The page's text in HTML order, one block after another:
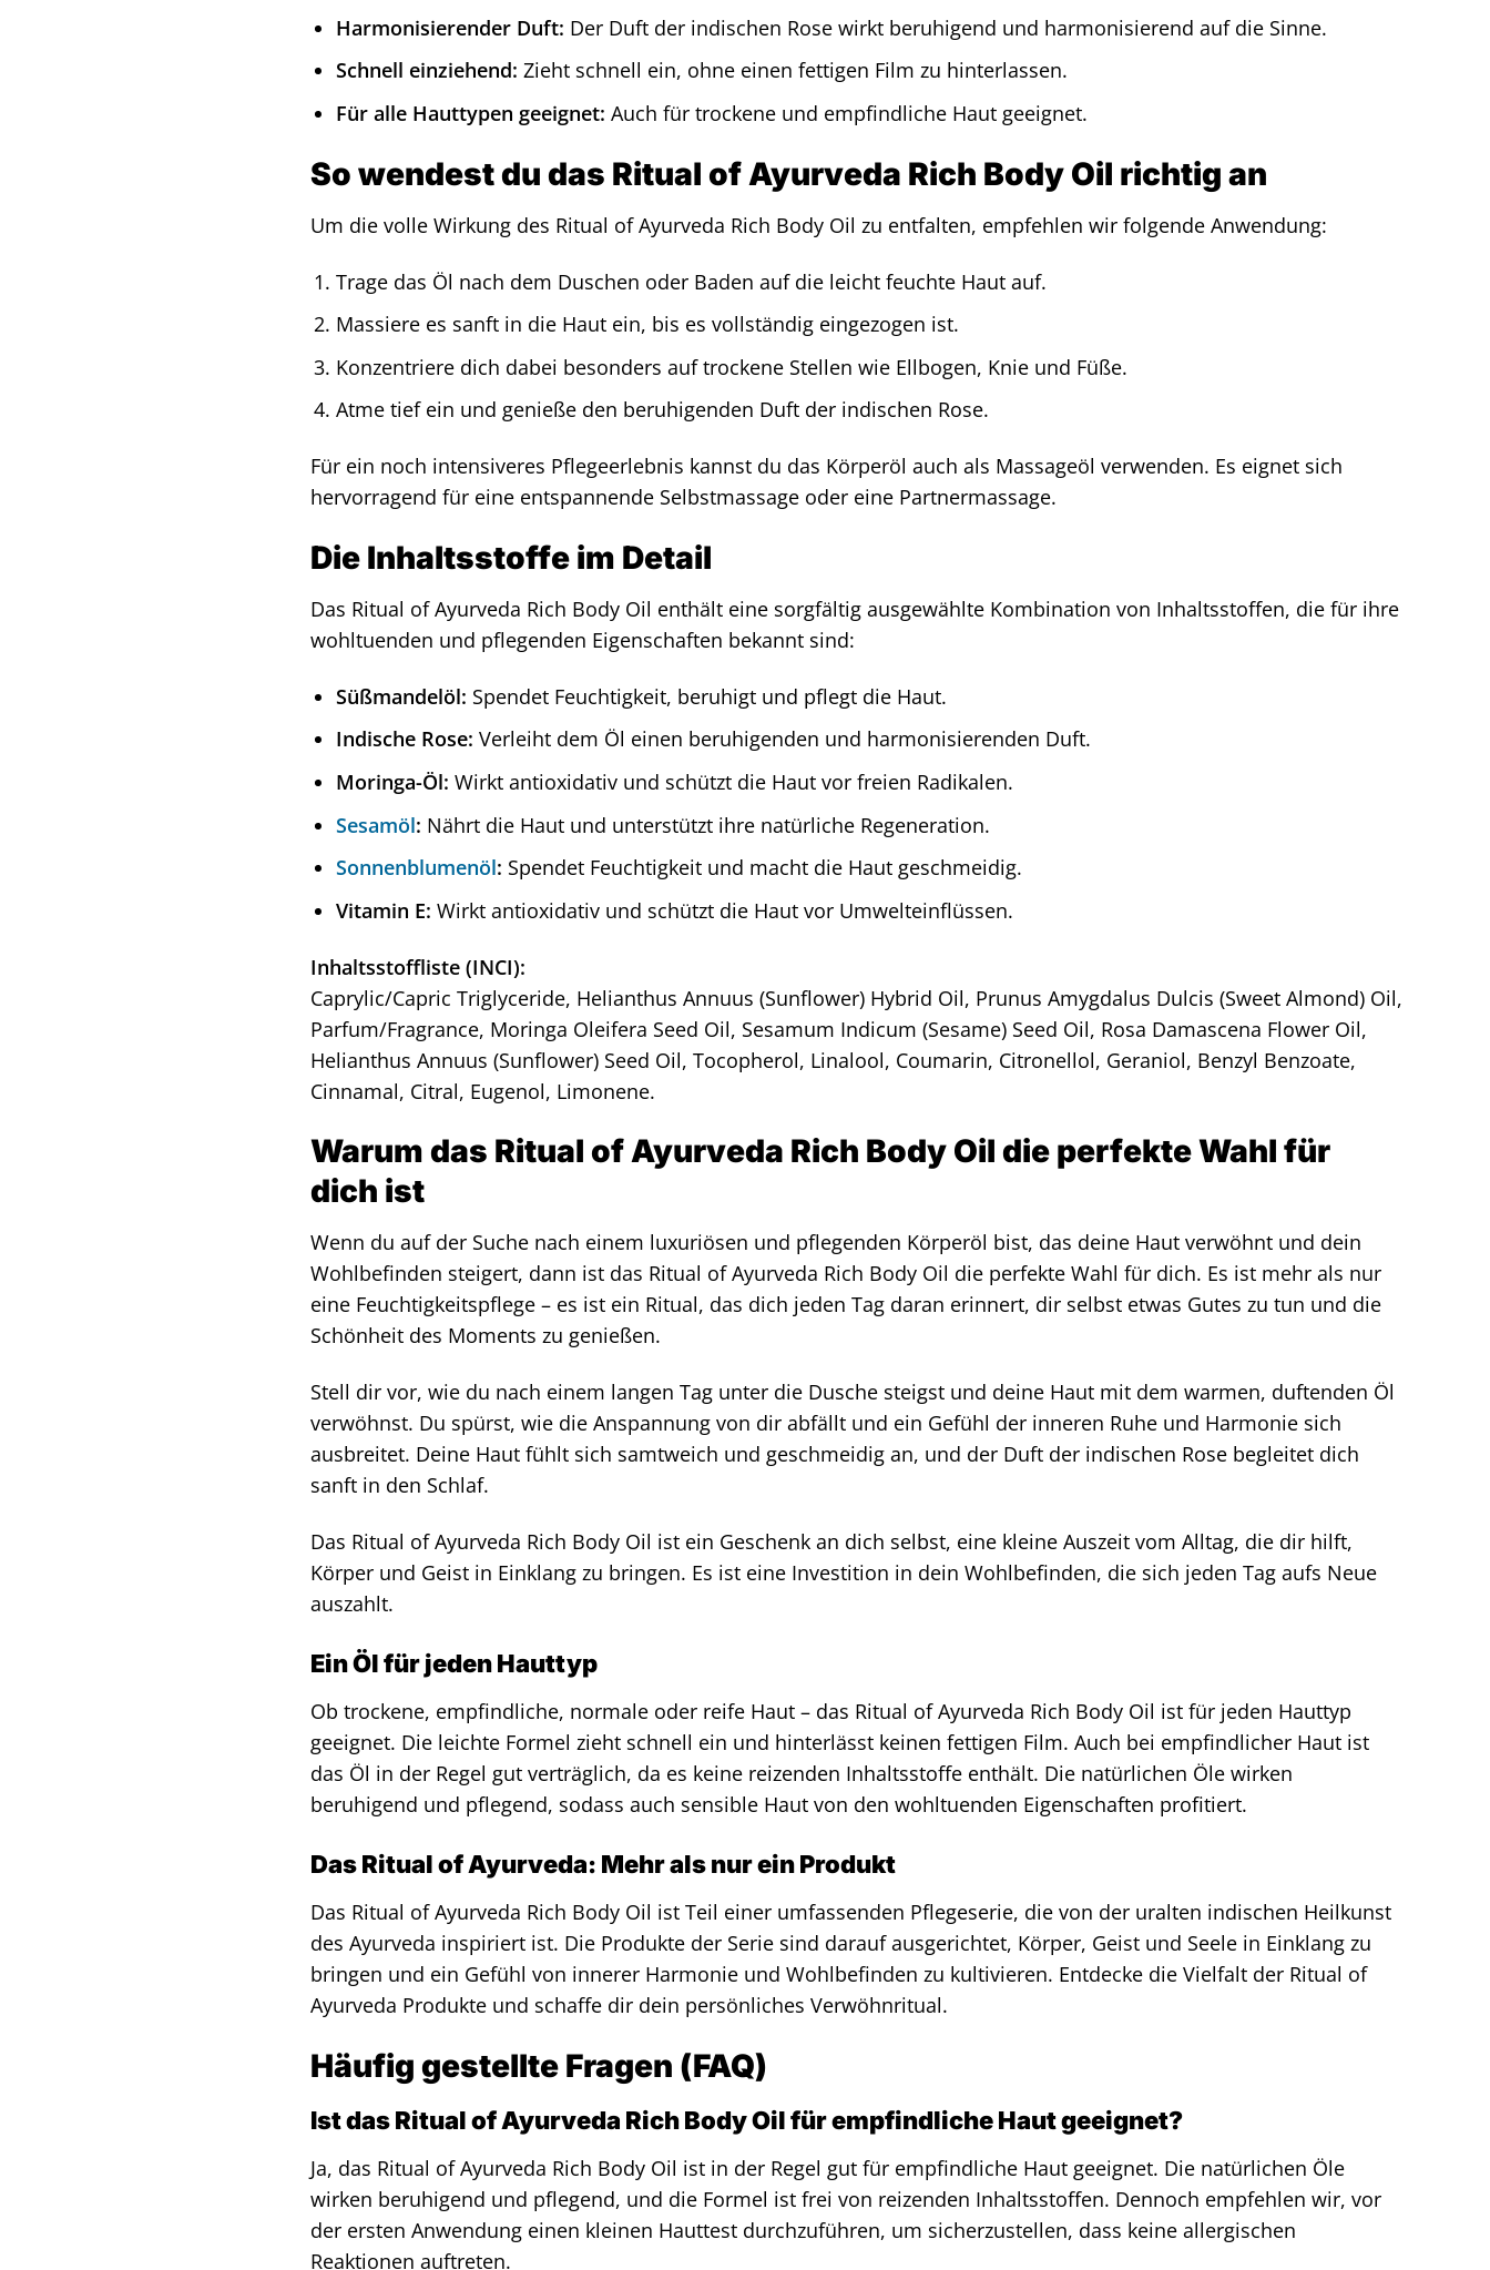
Harmonisierender Duft: Der Duft der indischen Rose wirkt beruhigend und harmonisierend auf die Sinne.
Schnell einziehend: Zieht schnell ein, ohne einen fettigen Film zu hinterlassen.
Für alle Hauttypen geeignet: Auch für trockene und empfindliche Haut geeignet.
So wendest du das Ritual of Ayurveda Rich Body Oil richtig an
Um die volle Wirkung des Ritual of Ayurveda Rich Body Oil zu entfalten, empfehlen wir folgende Anwendung:
Trage das Öl nach dem Duschen oder Baden auf die leicht feuchte Haut auf.
Massiere es sanft in die Haut ein, bis es vollständig eingezogen ist.
Konzentriere dich dabei besonders auf trockene Stellen wie Ellbogen, Knie und Füße.
Atme tief ein und genieße den beruhigenden Duft der indischen Rose.
Für ein noch intensiveres Pflegeerlebnis kannst du das Körperöl auch als Massageöl verwenden. Es eignet sich
hervorragend für eine entspannende Selbstmassage oder eine Partnermassage.
Die Inhaltsstoffe im Detail
Das Ritual of Ayurveda Rich Body Oil enthält eine sorgfältig ausgewählte Kombination von Inhaltsstoffen, die für ihre
wohltuenden und pflegenden Eigenschaften bekannt sind:
Süßmandelöl: Spendet Feuchtigkeit, beruhigt und pflegt die Haut.
Indische Rose: Verleiht dem Öl einen beruhigenden und harmonisierenden Duft.
Moringa-Öl: Wirkt antioxidativ und schützt die Haut vor freien Radikalen.
Sesamöl: Nährt die Haut und unterstützt ihre natürliche Regeneration.
Sonnenblumenöl: Spendet Feuchtigkeit und macht die Haut geschmeidig.
Vitamin E: Wirkt antioxidativ und schützt die Haut vor Umwelteinflüssen.
Inhaltsstoffliste (INCI):
Caprylic/Capric Triglyceride, Helianthus Annuus (Sunflower) Hybrid Oil, Prunus Amygdalus Dulcis (Sweet Almond) Oil,
Parfum/Fragrance, Moringa Oleifera Seed Oil, Sesamum Indicum (Sesame) Seed Oil, Rosa Damascena Flower Oil,
Helianthus Annuus (Sunflower) Seed Oil, Tocopherol, Linalool, Coumarin, Citronellol, Geraniol, Benzyl Benzoate,
Cinnamal, Citral, Eugenol, Limonene.
Warum das Ritual of Ayurveda Rich Body Oil die perfekte Wahl für
dich ist
Wenn du auf der Suche nach einem luxuriösen und pflegenden Körperöl bist, das deine Haut verwöhnt und dein
Wohlbefinden steigert, dann ist das Ritual of Ayurveda Rich Body Oil die perfekte Wahl für dich. Es ist mehr als nur
eine Feuchtigkeitspflege – es ist ein Ritual, das dich jeden Tag daran erinnert, dir selbst etwas Gutes zu tun und die
Schönheit des Moments zu genießen.
Stell dir vor, wie du nach einem langen Tag unter die Dusche steigst und deine Haut mit dem warmen, duftenden Öl
verwöhnst. Du spürst, wie die Anspannung von dir abfällt und ein Gefühl der inneren Ruhe und Harmonie sich
ausbreitet. Deine Haut fühlt sich samtweich und geschmeidig an, und der Duft der indischen Rose begleitet dich
sanft in den Schlaf.
Das Ritual of Ayurveda Rich Body Oil ist ein Geschenk an dich selbst, eine kleine Auszeit vom Alltag, die dir hilft,
Körper und Geist in Einklang zu bringen. Es ist eine Investition in dein Wohlbefinden, die sich jeden Tag aufs Neue
auszahlt.
Ein Öl für jeden Hauttyp
Ob trockene, empfindliche, normale oder reife Haut – das Ritual of Ayurveda Rich Body Oil ist für jeden Hauttyp
geeignet. Die leichte Formel zieht schnell ein und hinterlässt keinen fettigen Film. Auch bei empfindlicher Haut ist
das Öl in der Regel gut verträglich, da es keine reizenden Inhaltsstoffe enthält. Die natürlichen Öle wirken
beruhigend und pflegend, sodass auch sensible Haut von den wohltuenden Eigenschaften profitiert.
Das Ritual of Ayurveda: Mehr als nur ein Produkt
Das Ritual of Ayurveda Rich Body Oil ist Teil einer umfassenden Pflegeserie, die von der uralten indischen Heilkunst
des Ayurveda inspiriert ist. Die Produkte der Serie sind darauf ausgerichtet, Körper, Geist und Seele in Einklang zu
bringen und ein Gefühl von innerer Harmonie und Wohlbefinden zu kultivieren. Entdecke die Vielfalt der Ritual of
Ayurveda Produkte und schaffe dir dein persönliches Verwöhnritual.
Häufig gestellte Fragen (FAQ)
Ist das Ritual of Ayurveda Rich Body Oil für empfindliche Haut geeignet?
Ja, das Ritual of Ayurveda Rich Body Oil ist in der Regel gut für empfindliche Haut geeignet. Die natürlichen Öle
wirken beruhigend und pflegend, und die Formel ist frei von reizenden Inhaltsstoffen. Dennoch empfehlen wir, vor
der ersten Anwendung einen kleinen Hauttest durchzuführen, um sicherzustellen, dass keine allergischen
Reaktionen auftreten.